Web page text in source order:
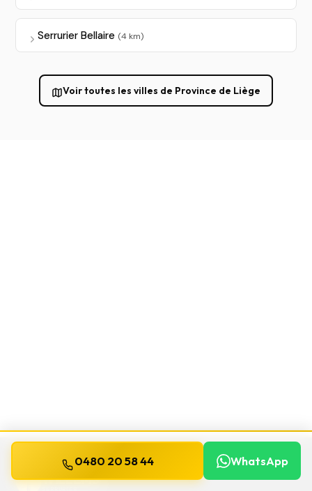
Serrurier Bellaire (4 km)
Voir toutes les villes de Province de Liège
WILLEMS
0480 20 58 44 WhatsApp